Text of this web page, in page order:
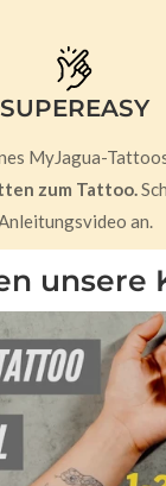
SUPEREASY
MyJagua-
zum Tattoo.
an.
unsere